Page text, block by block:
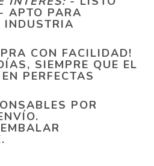
APTO PARA
CON FACILIDAD!
SIEMPRE QUE EL
PERFECTAS
POR